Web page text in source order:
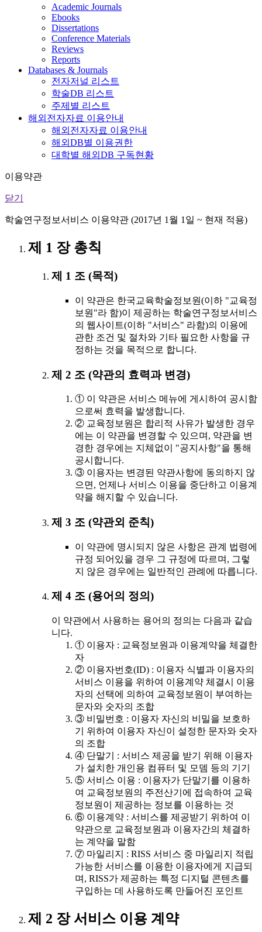
Academic Journals
Ebooks
Dissertations
Conference Materials
Reviews
Reports
Databases & Journals
전자저널 리스트
학술DB 리스트
주제별 리스트
해외전자자료 이용안내
해외전자자료 이용안내
해외DB별 이용권한
대학별 해외DB 구독현황
이용약관
닫기
학술연구정보서비스 이용약관 (2017년 1월 1일 ~ 현재 적용)
제 1 장 총칙
제 1 조 (목적)
이 약관은 한국교육학술정보원(이하 "교육정
보원"라 함)이 제공하는 학술연구정보서비스
의 웹사이트(이하 "서비스" 라함)의 이용에
관한 조건 및 절차와 기타 필요한 사항을 규
정하는 것을 목적으로 합니다.
제 2 조 (약관의 효력과 변경)
① 이 약관은 서비스 메뉴에 게시하여 공시함
으로써 효력을 발생합니다.
② 교육정보원은 합리적 사유가 발생한 경우
에는 이 약관을 변경할 수 있으며, 약관을 변
경한 경우에는 지체없이 "공지사항"을 통해
공시합니다.
③ 이용자는 변경된 약관사항에 동의하지 않
으면, 언제나 서비스 이용을 중단하고 이용계
약을 해지할 수 있습니다.
제 3 조 (약관외 준칙)
이 약관에 명시되지 않은 사항은 관계 법령에
규정 되어있을 경우 그 규정에 따르며, 그렇
지 않은 경우에는 일반적인 관례에 따릅니다.
제 4 조 (용어의 정의)
이 약관에서 사용하는 용어의 정의는 다음과 같습
니다.
① 이용자 : 교육정보원과 이용계약을 체결한
자
② 이용자번호(ID) : 이용자 식별과 이용자의
서비스 이용을 위하여 이용계약 체결시 이용
자의 선택에 의하여 교육정보원이 부여하는
문자와 숫자의 조합
③ 비밀번호 : 이용자 자신의 비밀을 보호하
기 위하여 이용자 자신이 설정한 문자와 숫자
의 조합
④ 단말기 : 서비스 제공을 받기 위해 이용자
가 설치한 개인용 컴퓨터 및 모뎀 등의 기기
⑤ 서비스 이용 : 이용자가 단말기를 이용하
여 교육정보원의 주전산기에 접속하여 교육
정보원이 제공하는 정보를 이용하는 것
⑥ 이용계약 : 서비스를 제공받기 위하여 이
약관으로 교육정보원과 이용자간의 체결하
는 계약을 말함
⑦ 마일리지 : RISS 서비스 중 마일리지 적립
가능한 서비스를 이용한 이용자에게 지급되
며, RISS가 제공하는 특정 디지털 콘텐츠를
구입하는 데 사용하도록 만들어진 포인트
제 2 장 서비스 이용 계약